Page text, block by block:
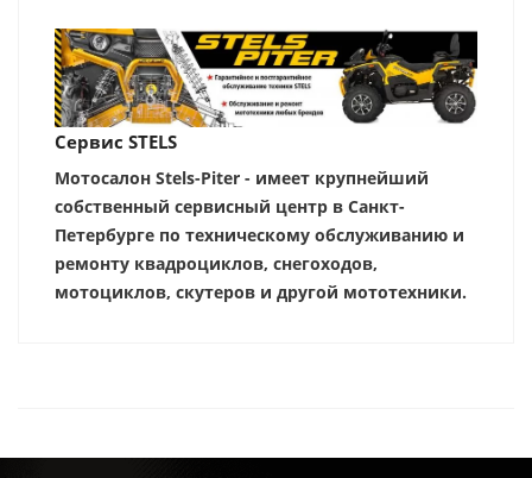
Сервис STELS
Мотосалон Stels-Piter - имеет крупнейший
собственный сервисный центр в Санкт-
Петербурге по техническому обслуживанию и
ремонту квадроциклов, снегоходов,
мотоциклов, скутеров и другой мототехники.